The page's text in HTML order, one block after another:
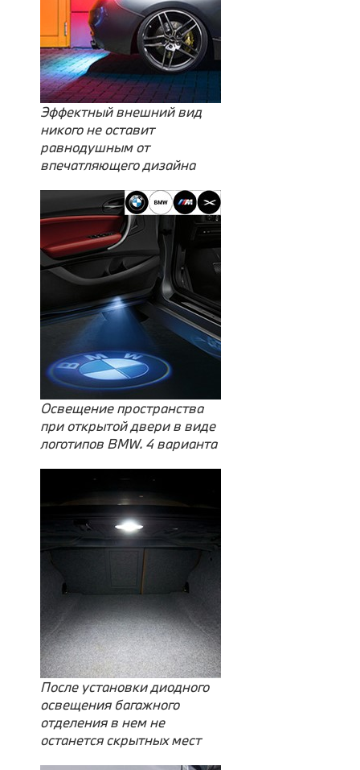
Эффектный внешний вид
никого не оставит
равнодушным от
впечатляющего дизайна
Освещение пространства
при открытой двери в виде
логотипов BMW. 4 варианта
После установки диодного
освещения багажного
отделения в нем не
останется скрытных мест